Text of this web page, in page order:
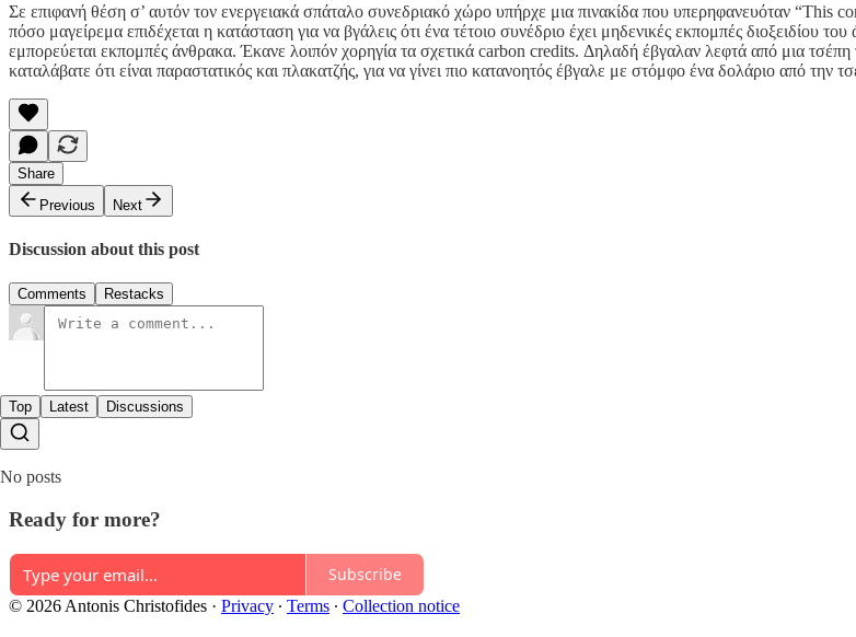
Σε επιφανή θέση σ’ αυτόν τον ενεργειακά σπάταλο συνεδριακό χώρο υπήρχε μια πινακίδα που υπερηφανευόταν
πόσο μαγείρεμα επιδέχεται η κατάσταση για να βγάλεις ότι ένα τέτοιο συνέδριο έχει μηδενικές εκπομπές διοξειδίου
εμπορεύεται εκπομπές άνθρακα. Έκανε λοιπόν χορηγία τα σχετικά carbon credits. Δηλαδή έβγαλαν λεφτά από μια
καταλάβατε ότι είναι παραστατικός και πλακατζής, για να γίνει πιο κατανοητός έβγαλε με στόμφο ένα δολάριο από την
Share
Previous
Next
Discussion about this post
Comments Restacks
Top Latest Discussions
No posts
Ready for more?
Subscribe
© 2026 Antonis Christofides · Privacy ∙ Terms ∙ Collection notice